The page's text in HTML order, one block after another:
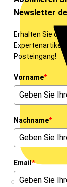
eldis electro
Newsletter
Erhalten Sie
Expertenartikel
Posteingang!
Vorname*
Nachname*
Email*